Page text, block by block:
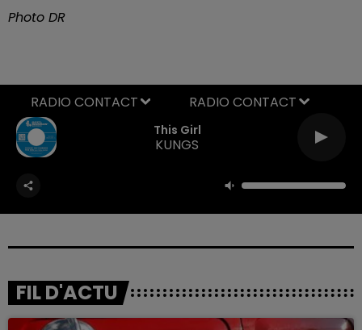
Photo DR
This Girl
KUNGS
RADIO CONTACT
FIL D'ACTU